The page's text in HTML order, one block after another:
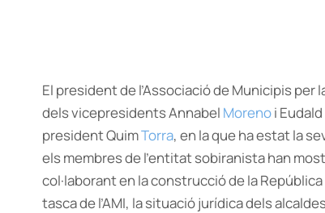
El president de l’Associació de Municipis per
dels vicepresidents Annabel Morenoi Eudald
president QuimTorra, en la que ha estat la
els membres de l’entitat sobiranista han
col·laborant en la construcció de la
tasca de l’AMI, la situació jurídica dels